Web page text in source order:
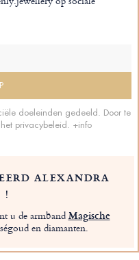
doeleinden gedeeld. Door te
privacybeleid. +info
ALEXANDRA
!
u de armbandMagische
en diamanten.